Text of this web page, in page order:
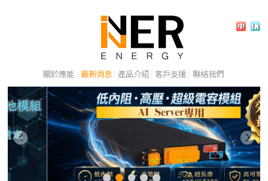
關於應能 最新消息 產品介紹 客戶支援 聯絡我們